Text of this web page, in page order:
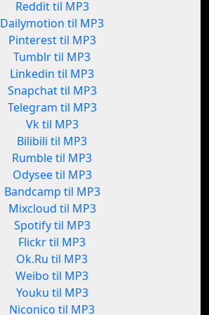
Reddit til MP3
Dailymotion til MP3
Pinterest til MP3
Tumblr til MP3
Linkedin til MP3
Snapchat til MP3
Telegram til MP3
Vk til MP3
Bilibili til MP3
Rumble til MP3
Odysee til MP3
Bandcamp til MP3
Mixcloud til MP3
Spotify til MP3
Flickr til MP3
Ok.Ru til MP3
Weibo til MP3
Youku til MP3
Niconico til MP3